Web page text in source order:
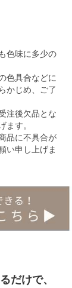
色味に多少の
色具合などに
かじめ、ご了
注後欠品とな
ます。
品に不具合が
い申し上げま
だけで、